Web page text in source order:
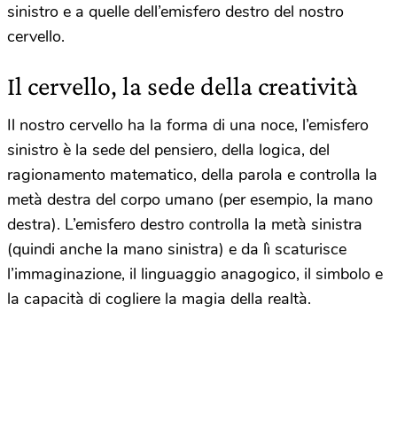
sinistro e a quelle dell’emisfero destro del nostro
cervello.
Il cervello, la sede della creatività
Il nostro cervello ha la forma di una noce, l’emisfero
sinistro è la sede del pensiero, della logica, del
ragionamento matematico, della parola e controlla la
metà destra del corpo umano (per esempio, la mano
destra). L’emisfero destro controlla la metà sinistra
(quindi anche la mano sinistra) e da lì scaturisce
l’immaginazione, il linguaggio anagogico, il simbolo e
la capacità di cogliere la magia della realtà.